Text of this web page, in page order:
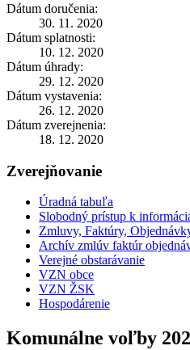
Dátum doručenia:
30. 11. 2020
Dátum splatnosti:
10. 12. 2020
Dátum úhrady:
29. 12. 2020
Dátum vystavenia:
26. 12. 2020
Dátum zverejnenia:
18. 12. 2020
Zverejňovanie
Úradná tabuľa
Slobodný prístup k
Zmluvy, Faktúry,
Archív zmlúv faktúr
Verejné obstarávanie
VZN obce
VZN ŽSK
Hospodárenie
Komunálne voľby